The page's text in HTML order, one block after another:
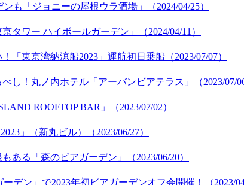
も「ジョニーの屋根ウラ酒場」（2024/04/25）
タワー ハイボールガーデン」（2024/04/11）
「東京湾納涼船2023」運航初日乗船（2023/07/07）
し！丸ノ内ホテル「アーバンビアテラス」（2023/07/06
ROOFTOP BAR」（2023/07/02）
」（新丸ビル）（2023/06/27）
ある「森のビアガーデン」（2023/06/20）
デン」で2023年初ビアガーデンオフ会開催！（2023/04/